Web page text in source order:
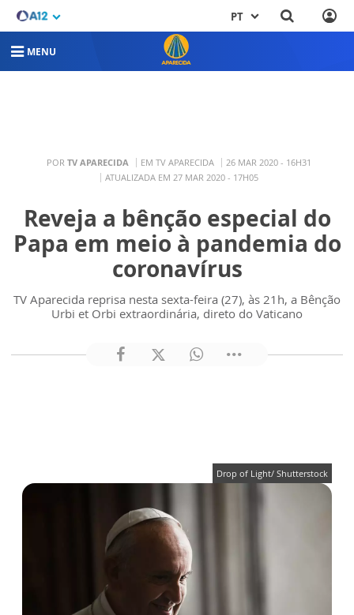
PT
MENU
POR TV APARECIDA EM TV APARECIDA
26 MAR 2020 - 16H31
ATUALIZADA EM 27 MAR 2020 - 17H05
Reveja a bênção especial do
Papa em meio à pandemia do
coronavírus
TV Aparecida reprisa nesta sexta-feira (27), às 21h, a Bênção
Urbi et Orbi extraordinária, direto do Vaticano
Drop of Light/ Shutterstock